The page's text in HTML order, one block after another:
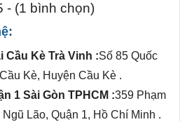
- (1 bình chọn)
Cầu Kè Trà Vinh :Số 85 Quốc
Kè, Huyện Cầu Kè .
1 Sài Gòn TPHCM :359 Phạm
Lão, Quận 1, Hồ Chí Minh .